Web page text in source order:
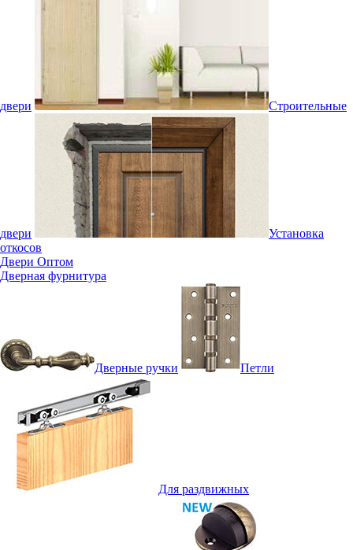
двери Строительные
двери
Установка
откосов
Двери Оптом
Дверная фурнитура
Дверные ручки Петли
Для раздвижных